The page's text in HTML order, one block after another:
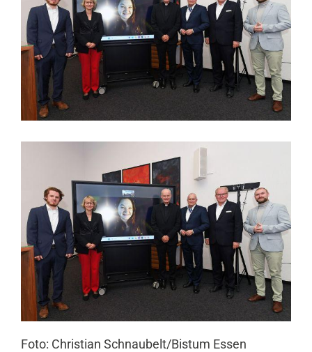
Foto: Christian Schnaubelt/Bistum Essen